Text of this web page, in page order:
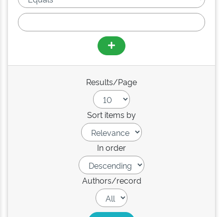
Results/Page
Sort items by
In order
Authors/record